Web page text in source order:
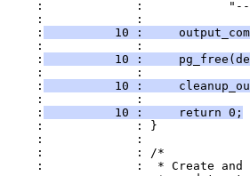
:             :
:             :
:
10 :
:             :
:
10 :
:             :
:
10 :
:             :
:
          10 :     return 0;
:             : }
:             :
:             : /*
:             :  * Create